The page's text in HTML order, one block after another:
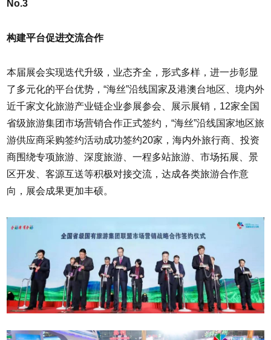
No.3
构建平台促进交流合作
本届展会实现迭代升级，业态齐全，形式多样，进一步彰显
了多元化的平台优势，“海丝”沿线国家及港澳台地区、境内外
近千家文化旅游产业链企业参展参会、展示展销，12家全国
省级旅游集团市场营销合作正式签约，“海丝”沿线国家地区旅
游供应商采购签约活动成功签约20家，海内外旅行商、投资
商围绕专项旅游、深度旅游、一程多站旅游、市场拓展、景
区开发、客源互送等积极对接交流，达成各类旅游合作意
向，展会成果更加丰硕。